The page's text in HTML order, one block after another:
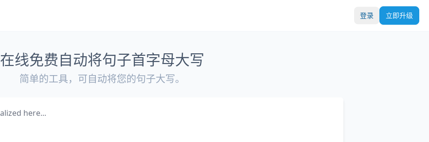
登录 立即升级
在线免费自动将句子首字母大写
简单的工具，可自动将您的句子大写。